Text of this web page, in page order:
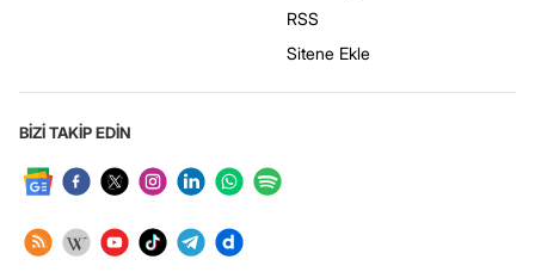
RSS
Sitene Ekle
BİZİ TAKİP EDİN